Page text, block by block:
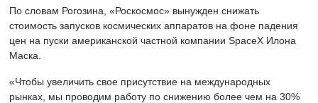
По словам Рогозина, «Роскосмос» вынужден снижать
стоимость запусков космических аппаратов на фоне падения
цен на пуски американской частной компании SpaceX Илона
Маска.
«Чтобы увеличить свое присутствие на международных
рынках, мы проводим работу по снижению более чем на 30%